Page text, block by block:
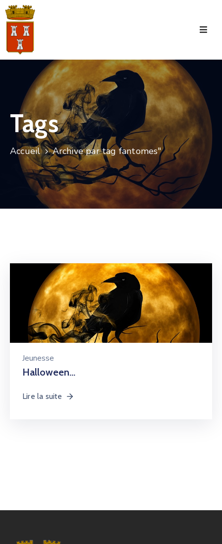
Accueil
Commune
Tourisme
Manifestations
Vie
Municipale
Services
Jeunesse
Tags
Accueil Archive par tag fantomes"
Jeunesse
Halloween…
Lire la suite